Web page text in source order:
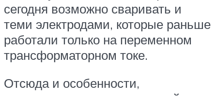
сегодня возможно сваривать и
теми электродами, которые раньше
работали только на переменном
трансформаторном токе.
Отсюда и особенности,